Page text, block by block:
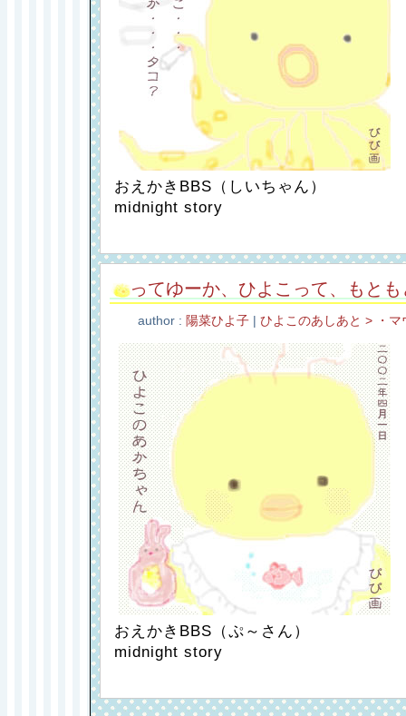
おえかきBBS（しいちゃん）
midnight story
ってゆーか、ひよこって、もと
author : 陽菜ひよ子 ひよこのあしあと > ・マ
おえかきBBS（ぷ～さん）
midnight story